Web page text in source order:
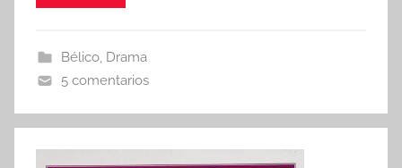
Bélico, Drama
5 comentarios